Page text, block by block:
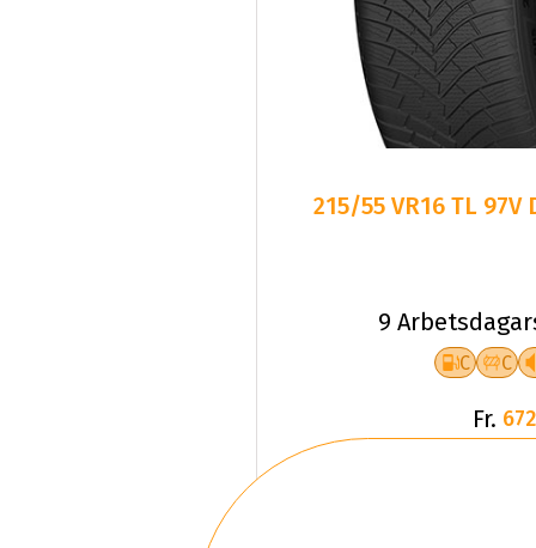
215/55 VR16 TL 97V
9
C C
Fr.